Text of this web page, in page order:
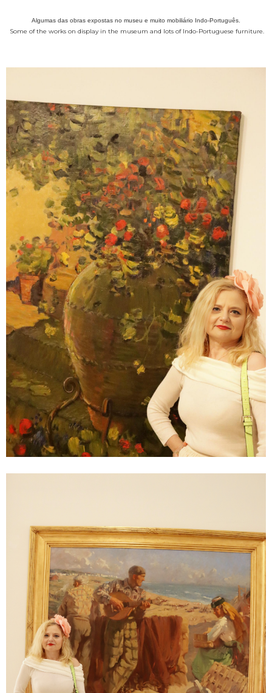
Algumas das obras expostas no museu e muito mobiliário Indo-Português.
Some of the works on display in the museum and lots of Indo-Portuguese furniture.